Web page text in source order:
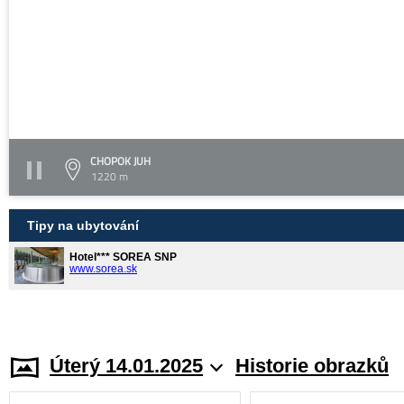
CHOPOK JUH
1220 m
Tipy na ubytování
Hotel*** SOREA SNP
www.sorea.sk
Úterý 14.01.2025 Historie obrazků